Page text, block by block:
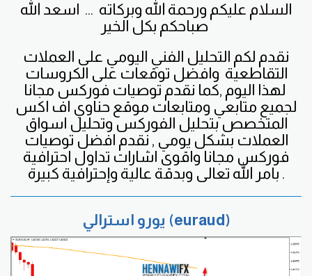
السلام عليكم ورحمة الله وبركاته ... اسعد الله
صباحكم بكل الخير
نقدم لكم التحليل الفني اليومي على العملات
التقاطعية وافضل توقعات على الكروسات
لهذا اليوم ,كما نقدم توصيات فوركس مجانا
لجميع متابعي ومتابعات موقع حناوي اف اكس
المتخصص بتحليل الفوركس وتحليل اسواق
العملات بشكل يومي , نقدم افضل توصيات
فوركس مجانا واقوى اشارات تداول احترافية
بامر الله تعالى وبدقة عالية وإحترافية كبيرة .
يورو استرالي (euraud)